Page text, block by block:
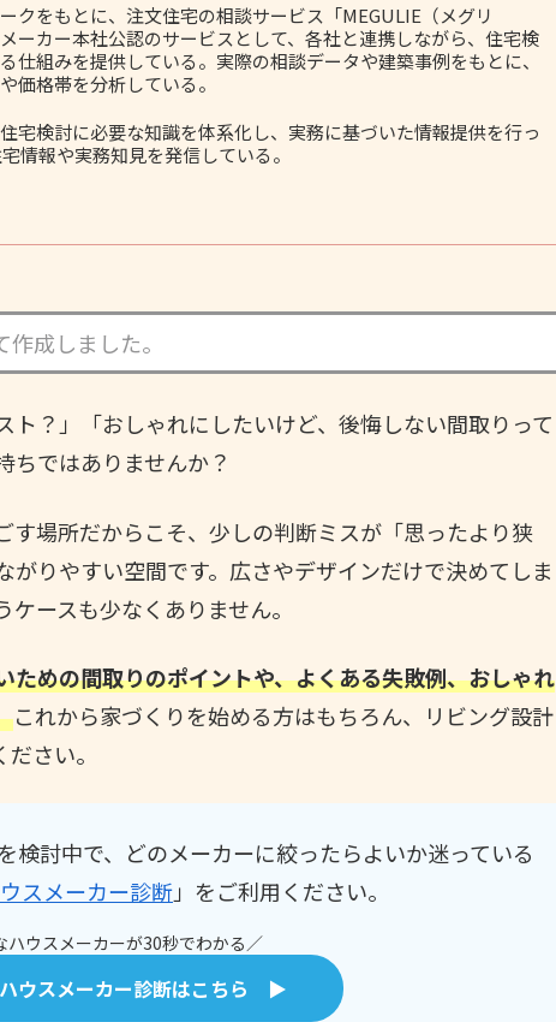
クをもとに、注文住宅の相談サービス「MEGULIE（メグリ
ーカー本社公認のサービスとして、各社と連携しながら、住宅検
仕組みを提供している。実際の相談データや建築事例をもとに、
価格帯を分析している。
宅検討に必要な知識を体系化し、実務に基づいた情報提供を行っ
情報や実務知見を発信している。
成しました。
ト？」「おしゃれにしたいけど、後悔しない間取りって
ちではありませんか？
す場所だからこそ、少しの判断ミスが「思ったより狭
りやすい空間です。広さやデザインだけで決めてしま
ースも少なくありません。
ための間取りのポイントや、よくある失敗例、おしゃれ
これから家づくりを始める方はもちろん、リビング設計
さい。
検討中で、どのメーカーに絞ったらよいか迷っている
スメーカー診断」をご利用ください。
ハウスメーカーが30秒でわかる／
ハウスメーカー診断はこちら ▶